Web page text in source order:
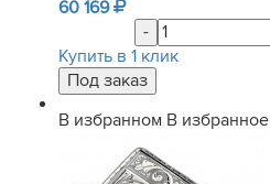
60 169
-
Купить в 1 клик
В избранном В избранное